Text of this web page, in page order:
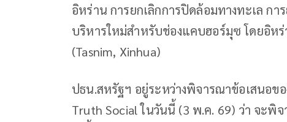
อิหร่าน การยกเลิกการปิดล้อมทางทะเล กา
บริหารใหม่สำหรับช่องแคบฮอร์มุซ โดยอิห
(Tasnim, Xinhua)
ปธน.สหรัฐฯ อยู่ระหว่างพิจารณาข้อเสนอข
Truth Social ในวันนี้ (3 พ.ค. 69) ว่า จะพิ